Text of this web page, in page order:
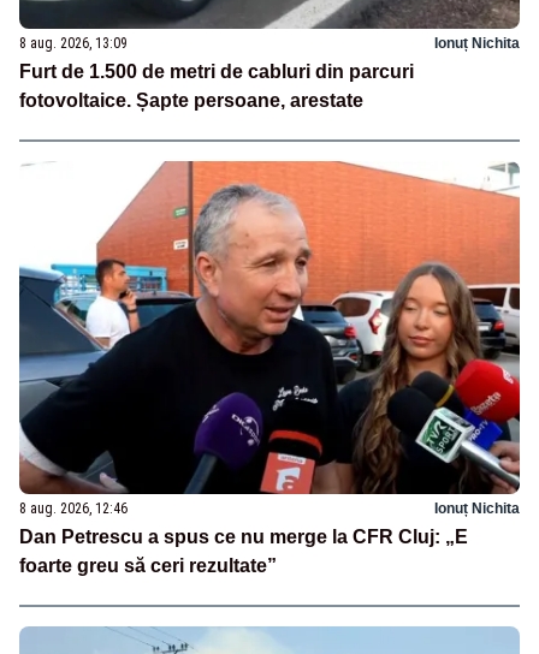
8 aug. 2026, 13:09 Ionuț Nichita
Furt de 1.500 de metri de cabluri din parcuri
fotovoltaice. Șapte persoane, arestate
8 aug. 2026, 12:46 Ionuț Nichita
Dan Petrescu a spus ce nu merge la CFR Cluj: „E
foarte greu să ceri rezultate”